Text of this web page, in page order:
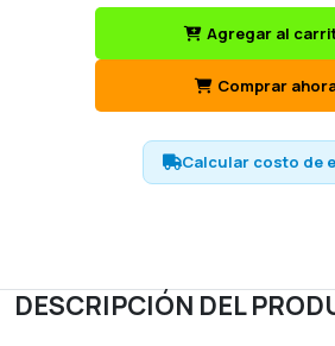
Agregar al
Comprar
Calcular costo de
DESCRIPCIÓN DEL